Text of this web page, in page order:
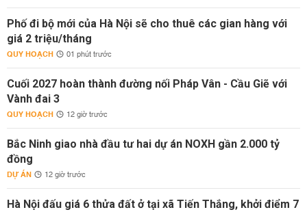
Phố đi bộ mới của Hà Nội sẽ cho thuê các gian hàng với
giá 2 triệu/tháng
QUY HOẠCH 01 phút trước
Cuối 2027 hoàn thành đường nối Pháp Vân - Cầu Giẽ với
Vành đai 3
QUY HOẠCH 12 giờ trước
Bắc Ninh giao nhà đầu tư hai dự án NOXH gần 2.000 tỷ
đồng
DỰ ÁN 12 giờ trước
Hà Nội đấu giá 6 thửa đất ở tại xã Tiến Thắng, khởi điểm 7